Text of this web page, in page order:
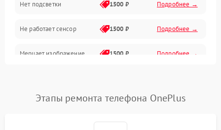
Проблемы с работой системы, корпусом и другие
Нет подсветки 1500 ₽ Подробнее →
Не работает сенсор 1500 ₽ Подробнее →
Мерцает изображение 1500 ₽ Подробнее →
Не работает Face ID 4000 ₽ Подробнее →
Этапы ремонта телефона OnePlus